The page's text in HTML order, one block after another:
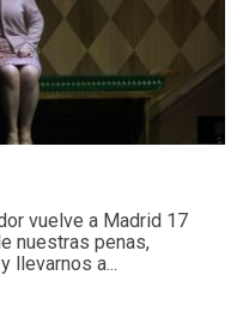
vuelve a Madrid 17
nuestras penas,
llevarnos a...